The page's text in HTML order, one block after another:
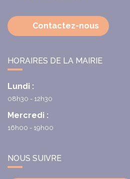
Contactez-nous
HORAIRES DE LA MAIRIE
Lundi :
08h30 - 12h30
Mercredi :
16h00 - 19h00
NOUS SUIVRE